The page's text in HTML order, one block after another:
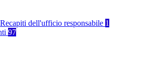
Recapiti dell'ufficio responsabile 1
97